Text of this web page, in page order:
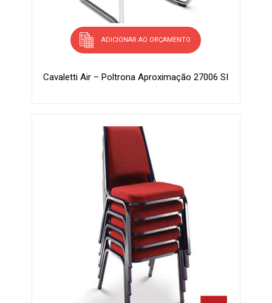
ADICIONAR AO ORÇAMENTO
Cavaletti Air – Poltrona Aproximação 27006 SI